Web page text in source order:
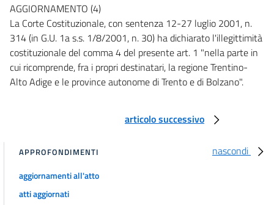
AGGIORNAMENTO (4)
La Corte Costituzionale, con sentenza 12-27 luglio 2001, n.
314 (in G.U. 1a s.s. 1/8/2001, n. 30) ha dichiarato l'illegittimità
costituzionale del comma 4 del presente art. 1 "nella parte in
cui ricomprende, fra i propri destinatari, la regione Trentino-
Alto Adige e le province autonome di Trento e di Bolzano".
articolo successivo
nascondi
APPROFONDIMENTI
aggiornamenti all'atto
atti aggiornati